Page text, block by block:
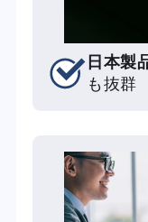
日本製
も抜群